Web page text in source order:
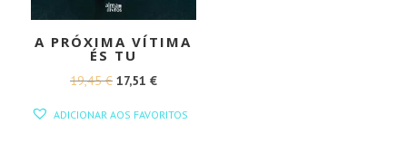
A PRÓXIMA VÍTIMA
ÉS TU
19,45€ O
17,51 €O
ADICIONAR AOS FAVORITOS